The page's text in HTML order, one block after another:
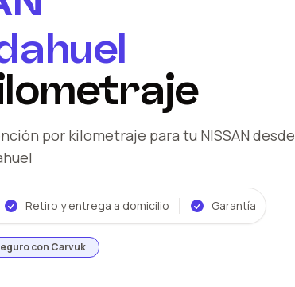
por kilometraje para tu NISSAN desde
Retiro y entrega a domicilio Garantía
con Carvuk